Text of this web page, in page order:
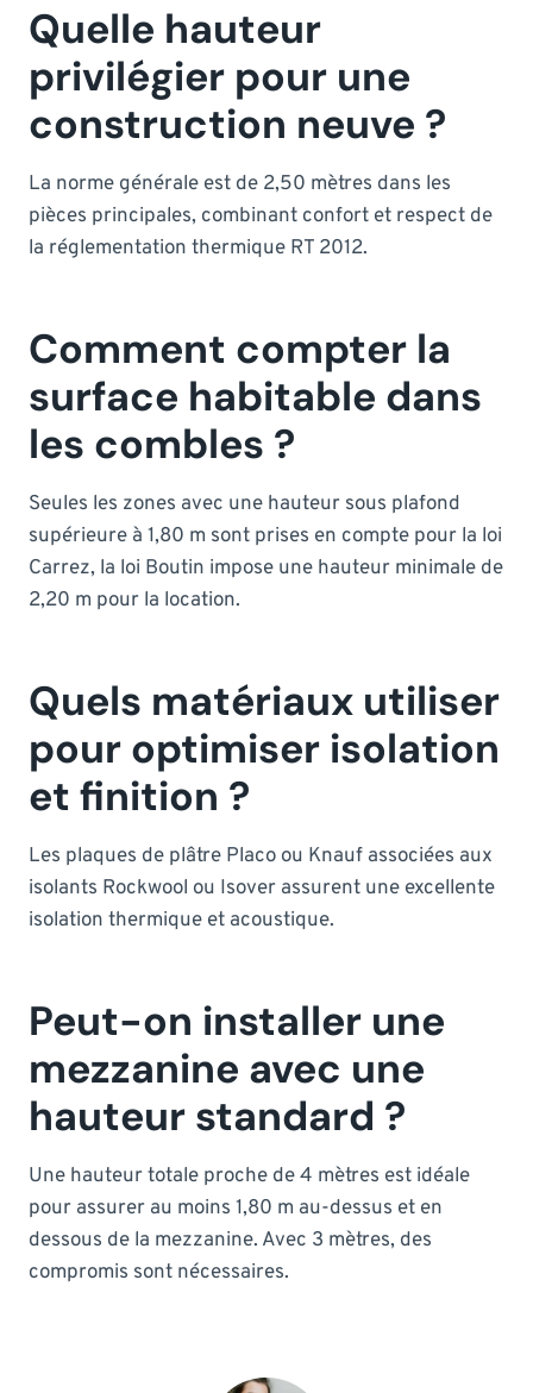
Quelle hauteur
privilégier pour une
construction neuve ?
La norme générale est de 2,50 mètres dans les
pièces principales, combinant confort et respect de
la réglementation thermique RT 2012.
Comment compter la
surface habitable dans
les combles ?
Seules les zones avec une hauteur sous plafond
supérieure à 1,80 m sont prises en compte pour la loi
Carrez, la loi Boutin impose une hauteur minimale de
2,20 m pour la location.
Quels matériaux utiliser
pour optimiser isolation
et finition ?
Les plaques de plâtre Placo ou Knauf associées aux
isolants Rockwool ou Isover assurent une excellente
isolation thermique et acoustique.
Peut-on installer une
mezzanine avec une
hauteur standard ?
Une hauteur totale proche de 4 mètres est idéale
pour assurer au moins 1,80 m au-dessus et en
dessous de la mezzanine. Avec 3 mètres, des
compromis sont nécessaires.